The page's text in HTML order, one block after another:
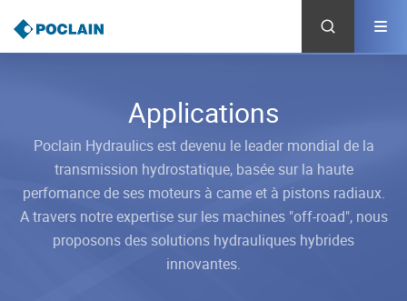
contenu
principal
Applications
Poclain Hydraulics est devenu le leader mondial de la
transmission hydrostatique, basée sur la haute
perfomance de ses moteurs à came et à pistons radiaux.
A travers notre expertise sur les machines "off-road", nous
proposons des solutions hydrauliques hybrides
innovantes.